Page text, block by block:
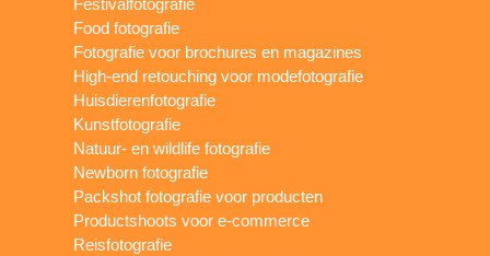
Festivalfotografie
Food fotografie
Fotografie voor brochures en magazines
High-end retouching voor modefotografie
Huisdierenfotografie
Kunstfotografie
Natuur- en wildlife fotografie
Newborn fotografie
Packshot fotografie voor producten
Productshoots voor e-commerce
Reisfotografie